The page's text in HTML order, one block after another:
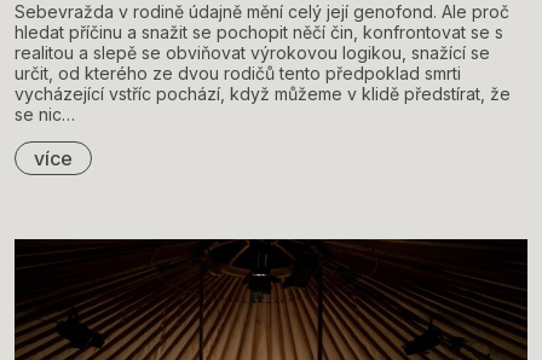
Sebevražda v rodině údajně mění celý její genofond. Ale proč
hledat příčinu a snažit se pochopit něčí čin, konfrontovat se s
realitou a slepě se obviňovat výrokovou logikou, snažící se
určit, od kterého ze dvou rodičů tento předpoklad smrti
vycházející vstříc pochází, když můžeme v klidě předstírat, že
se nic…
více